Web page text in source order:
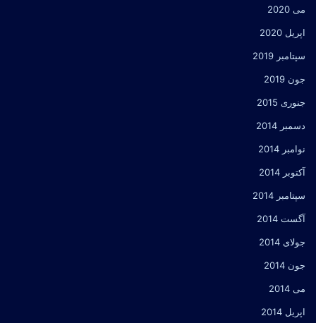
می 2020
اپریل 2020
سپتامبر 2019
جون 2019
جنوری 2015
دسمبر 2014
نوامبر 2014
آکتوبر 2014
سپتامبر 2014
آگست 2014
جولای 2014
جون 2014
می 2014
اپریل 2014